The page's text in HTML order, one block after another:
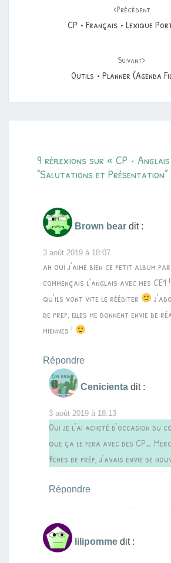
Précédent
CP • Français • Lexique
Suivant
Outils • Planner (agenda
9 réflexions sur « CP •
“Salutations et Présentation”
Brown bear dit :
3 août 2019 à 18:07
ah oui j’aime bien ce petit album
commençais l’anglais avec mes CE1 !
qu’ils vont vite le rééditer
de prep, elles me donnent envie de
miennes !
Répondre
Cenicienta dit :
3 août 2019 à 18:13
Oui je l’ai acheté d’occasion du
que ça le fera avec des CP…
fiches de prép, j’avais envie de
Répondre
lilipomme dit :